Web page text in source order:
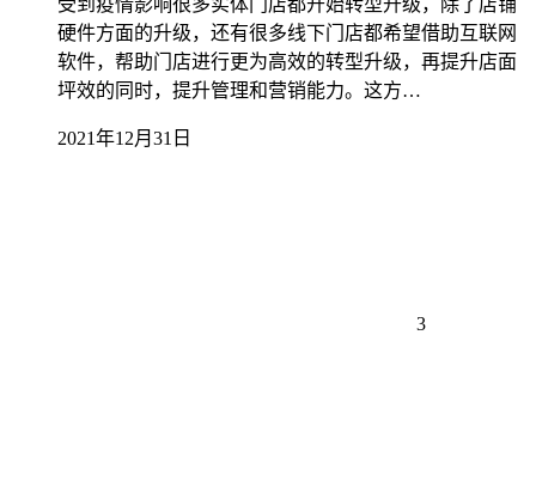
受到疫情影响很多实体门店都开始转型升级，除了店铺
硬件方面的升级，还有很多线下门店都希望借助互联网
软件，帮助门店进行更为高效的转型升级，再提升店面
坪效的同时，提升管理和营销能力。这方…
2021年12月31日
3